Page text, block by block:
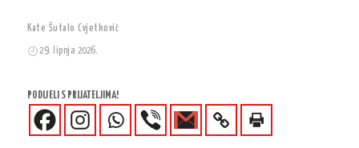
Kate Šutalo Cvjetković
29. lipnja 2026.
PODIJELI S PRIJATELJIMA!